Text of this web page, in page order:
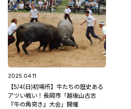
2025.04.11
【5/4(日)初場所】牛たちの歴史ある
アツい戦い！長岡市「越後山古志
『牛の角突き』大会」開催